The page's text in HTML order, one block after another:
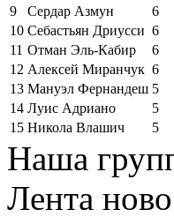
9
Сердар Азмун
6
10 Себастьян Дриусси 6
11 Отман Эль-Кабир
6
12 Алексей Миранчук 6
13 Мануэл Фернандеш 5
14 Луис Адриано
5
15 Никола Влашич 5
Наша
Лента